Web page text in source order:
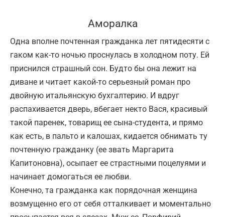
Аморалка
Одна вполне почтенная гражданка лет пятидесяти с
гаком как-то ночью проснулась в холодном поту. Ей
приснился страшный сон. Будто бы она лежит на
диване и читает какой-то серьезный роман про
двойную итальянскую бухгалтерию. И вдруг
распахивается дверь, вбегает некто Вася, красивый
такой паренек, товарищ ее сына-студента, и прямо
как есть, в пальто и калошах, кидается обнимать ту
почтенную гражданку (ее звать Маргарита
Капитоновна), осыпает ее страстными поцелуями и
начинает домогаться ее любви.
Конечно, та гражданка как порядочная женщина
возмущенно его от себя отталкивает и моментально